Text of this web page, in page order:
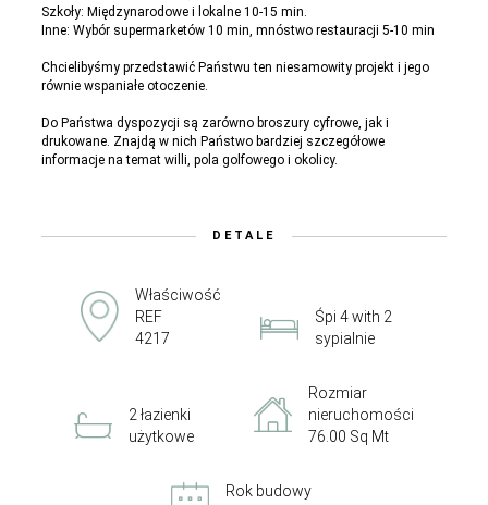
Szkoły: Międzynarodowe i lokalne 10-15 min.
Inne: Wybór supermarketów 10 min, mnóstwo restauracji 5-10 min
Chcielibyśmy przedstawić Państwu ten niesamowity projekt i jego
równie wspaniałe otoczenie.
Do Państwa dyspozycji są zarówno broszury cyfrowe, jak i
drukowane. Znajdą w nich Państwo bardziej szczegółowe
informacje na temat willi, pola golfowego i okolicy.
DETALE
Właściwość
REF
4217
Śpi 4 with 2
sypialnie
2 łazienki
użytkowe
Rozmiar
nieruchomości
76.00 Sq Mt
Rok budowy